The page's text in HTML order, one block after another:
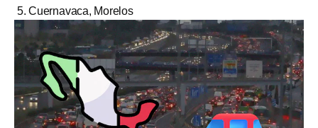
Cuernavaca, Morelos